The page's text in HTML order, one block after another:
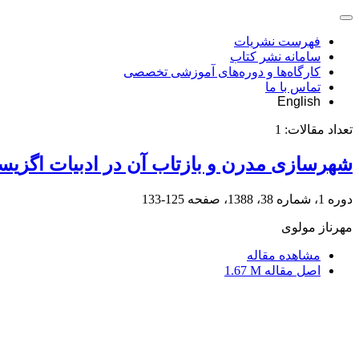
فهرست نشریات
سامانه نشر کتاب
کارگاه‌ها و دوره‌های آموزشی تخصصی
تماس با ما
English
تعداد مقالات: 1
شهرسازی مدرن و بازتاب آن در ادبیات
دوره 1، شماره 38، 1388، صفحه 125-133
مهرناز مولوی
مشاهده مقاله
اصل مقاله 1.67 M